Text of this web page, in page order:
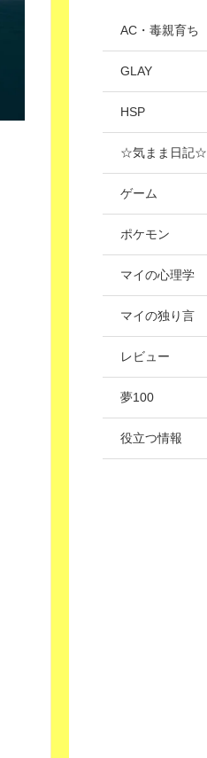
AC・毒親育ち
GLAY
HSP
☆気まま日記☆
ゲーム
ポケモン
マイの心理学
マイの独り言
レビュー
夢100
役立つ情報